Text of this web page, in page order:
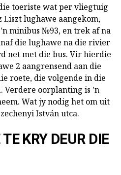
toeriste wat per vliegtuig
Liszt lughawe aangekom,
minibus №93, en trek af na
die lughawe na die rivier
net met die bus. Vir hierdie
2 aangrensend aan die
roete, die volgende in die
Verdere oorplanting is 'n
Wat jy nodig het om uit
István utca.
KRY DEUR DIE